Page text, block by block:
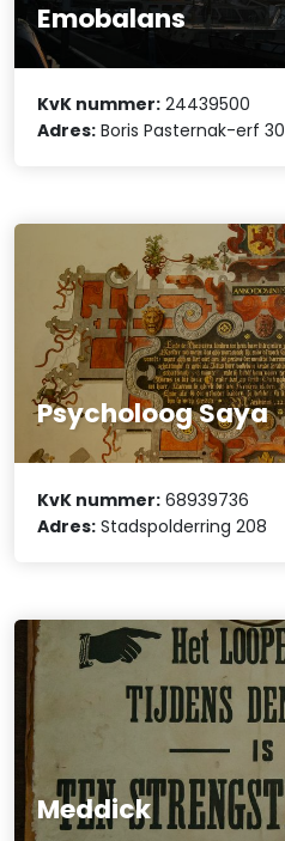
Emobalans
KvK nummer: 24439500
Adres: Boris Pasternak-erf 30
Psycholoog Saya
KvK nummer: 68939736
Adres: Stadspolderring 208
Meddick